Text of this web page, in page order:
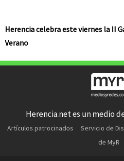
Herencia celebra este viernes la II
Verano
Herencia.net es un medio
Artículos patrocinados Servicio de
de MyR